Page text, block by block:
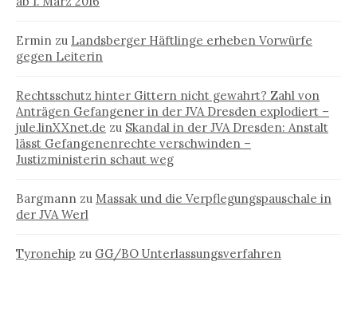
Ermin zu Landsberger Häftlinge erheben Vorwürfe
gegen Leiterin
Rechtsschutz hinter Gittern nicht gewahrt? Zahl von
Anträgen Gefangener in der JVA Dresden explodiert –
jule.linXXnet.de zu Skandal in der JVA Dresden: Anstalt
lässt Gefangenenrechte verschwinden –
Justizministerin schaut weg
Bargmann zu Massak und die Verpflegungspauschale in
der JVA Werl
Tyronehip zu GG/BO Unterlassungsverfahren